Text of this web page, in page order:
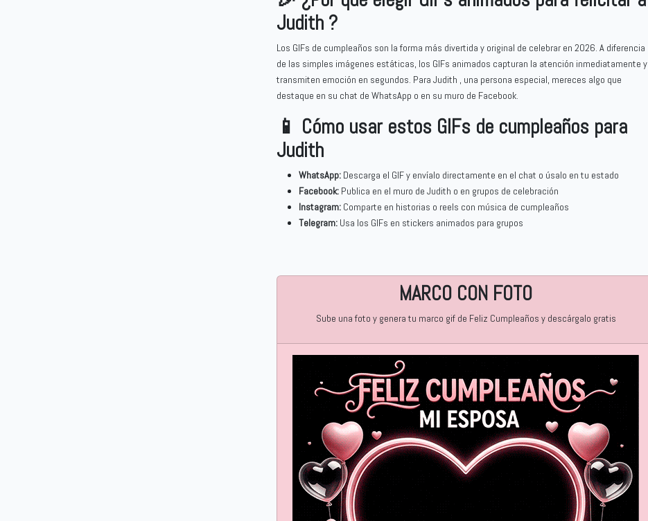
Judith ?
Los GIFs de cumpleaños son la forma más divertida y original de celebrar en 2026. A diferencia
de las simples imágenes estáticas, los GIFs animados capturan la atención inmediatamente y
transmiten emoción en segundos. Para Judith , una persona especial, mereces algo que
destaque en su chat de WhatsApp o en su muro de Facebook.
📱 Cómo usar estos GIFs de cumpleaños para
Judith
WhatsApp: Descarga el GIF y envíalo directamente en el chat o úsalo en tu estado
Facebook: Publica en el muro de Judith o en grupos de celebración
Instagram: Comparte en historias o reels con música de cumpleaños
Telegram: Usa los GIFs en stickers animados para grupos
MARCO CON FOTO
Sube una foto y genera tu marco gif de Feliz Cumpleaños y descárgalo gratis